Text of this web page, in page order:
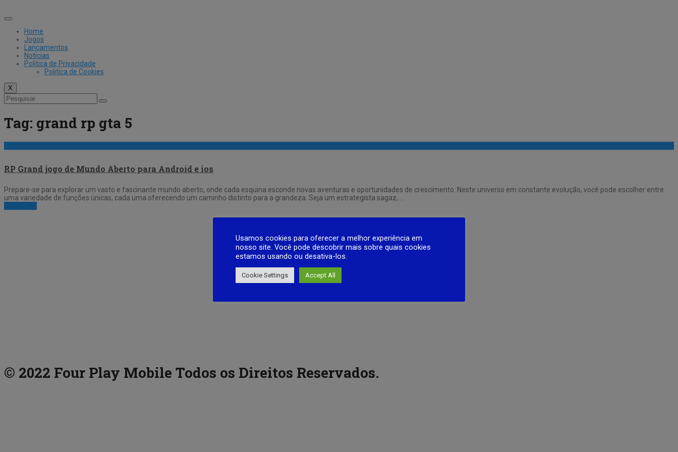
to
Home
Jogos
Lançamentos
Notícias
Política de Privacidade
Politíca de Cookies
X
Tag: grand rp gta 5
RP Grand jogo de Mundo Aberto para Android e ios
Prepare-se para explorar um vasto e fascinante mundo aberto, onde cada esquina esconde novas aventuras e oportunidades de crescimento. Neste universo em constante evolução, você pode escolher entre
uma variedade de funções únicas, cada uma oferecendo um caminho distinto para a grandeza. Seja um estrategista sagaz, …
© 2022 Four Play Mobile Todos os Direitos Reservados.
Usamos cookies para oferecer a melhor experiência em
nosso site. Você pode descobrir mais sobre quais cookies
estamos usando ou desativa-los.
Cookie Settings Accept All